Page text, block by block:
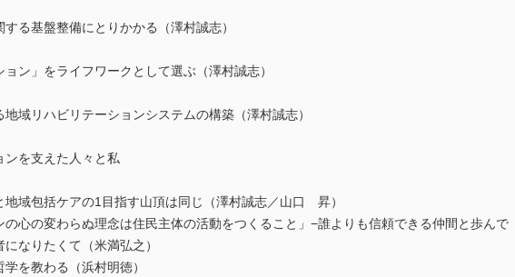
る基盤整備にとりかかる（澤村誠志）
ン」をライフワークとして選ぶ（澤村誠志）
域リハビリテーションシステムの構築（澤村誠志）
を支えた人々と私
地域包括ケアの1目指す山頂は同じ（澤村誠志／山口 昇）
心の変わらぬ理念は住民主体の活動をつくること」−誰よりも信頼できる仲間と歩んで
なりたくて（米満弘之）
を教わる（浜村明徳）